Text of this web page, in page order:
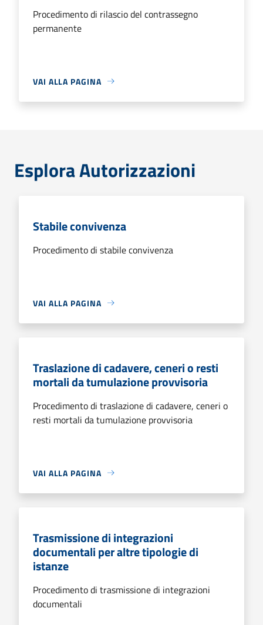
Procedimento di rilascio del contrassegno
permanente
VAI ALLA PAGINA
Esplora Autorizzazioni
Stabile convivenza
Procedimento di stabile convivenza
VAI ALLA PAGINA
Traslazione di cadavere, ceneri o resti
mortali da tumulazione provvisoria
Procedimento di traslazione di cadavere, ceneri o
resti mortali da tumulazione provvisoria
VAI ALLA PAGINA
Trasmissione di integrazioni
documentali per altre tipologie di
istanze
Procedimento di trasmissione di integrazioni
documentali